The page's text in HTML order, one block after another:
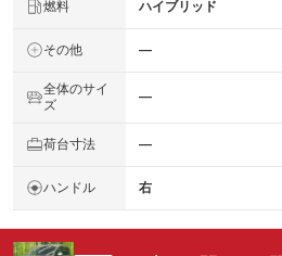
燃料 ハイブリッド
その他 ―
全体のサイ
ズ
―
荷台寸法 ―
ハンドル 右